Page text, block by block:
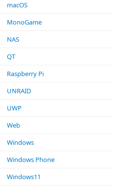
macOS
MonoGame
NAS
QT
Raspberry Pi
UNRAID
UWP
Web
Windows
Windows Phone
Windows11